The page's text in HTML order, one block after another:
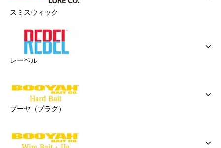
スミスウィック
レーベル
ブーヤ（プラグ）